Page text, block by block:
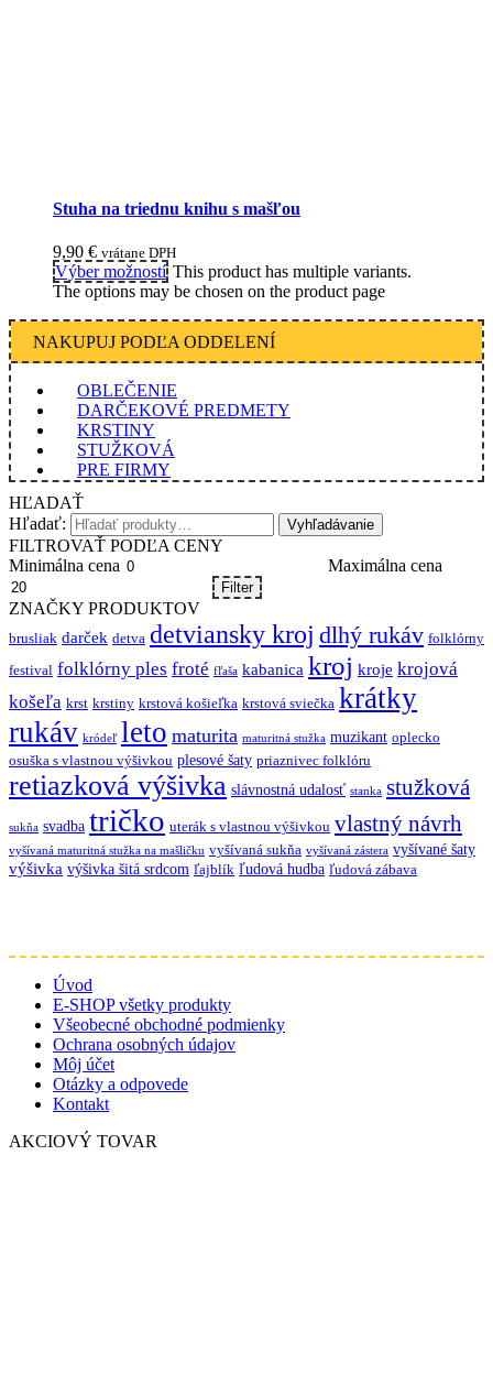
Stuha na triednu knihu s mašľou
9,90 € vrátane DPH
Výber možností This product has multiple variants.
The options may be chosen on the product page
NAKUPUJ PODĽA ODDELENÍ
OBLEČENIE
DARČEKOVÉ PREDMETY
KRSTINY
STUŽKOVÁ
PRE FIRMY
HĽADAŤ
Hľadať:
Vyhľadávanie
FILTROVAŤ PODĽA CENY
Minimálna cena
Maximálna cena
Filter
ZNAČKY PRODUKTOV
brusliak darček detva detviansky kroj dlhý rukáv folklórny
festival folklórny ples froté fľaša kabanica kroj kroje krojová
košeľa krst krstiny krstová košieľka krstová sviečka krátky
rukáv kródeľ leto maturita maturitná stužka muzikant oplecko
osuška s vlastnou výšivkou plesové šaty priaznivec folklóru
retiazková výšivka slávnostná udalosť stanka stužková
sukňa svadba tričko uterák s vlastnou výšivkou vlastný návrh
vyšívaná maturitná stužka na mašličku vyšívaná sukňa vyšívaná zástera vyšívané šaty
výšivka výšivka šitá srdcom ľajblík ľudová hudba ľudová zábava
Úvod
E-SHOP všetky produkty
Všeobecné obchodné podmienky
Ochrana osobných údajov
Môj účet
Otázky a odpovede
Kontakt
AKCIOVÝ TOVAR